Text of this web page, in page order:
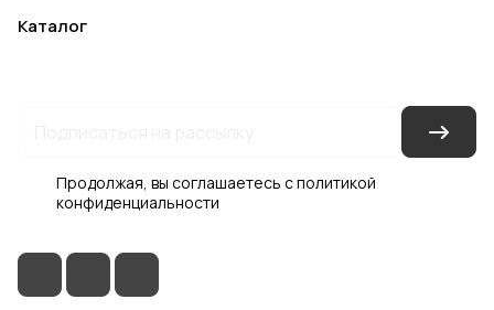
Каталог
Продолжая, вы соглашаетесь сполитикой
конфиденциальности